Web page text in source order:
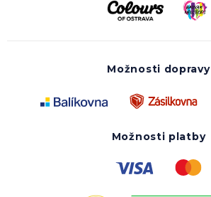
Možnosti dopravy
Možnosti platby